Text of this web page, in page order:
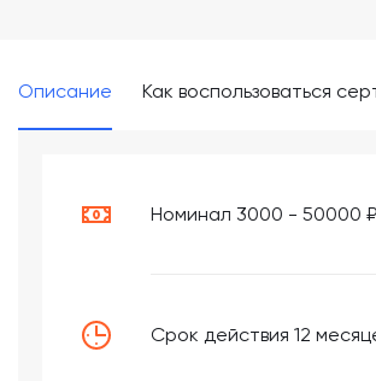
Описание Как воспользоваться
Номинал 3000 - 50000 ₽
Срок действия 12